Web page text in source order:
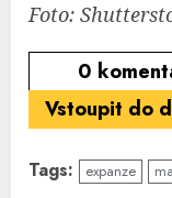
Foto:
0
Vstoupit do
Tags: expanze